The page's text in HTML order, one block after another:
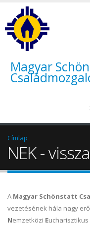
Magyar
Címlap
NEK -
A Magyar Schönstatt
vezetésének hála nagy
Nemzetközi Eucharisztikus